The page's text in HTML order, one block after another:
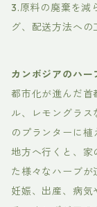
3.原料の廃棄を減
グ、配送方法への
カンボジアのハー
都市化が進んだ首
ル、レモングラ
のプランターに植
地方へ行くと、家
た様々なハーブが
妊娠、出産、病